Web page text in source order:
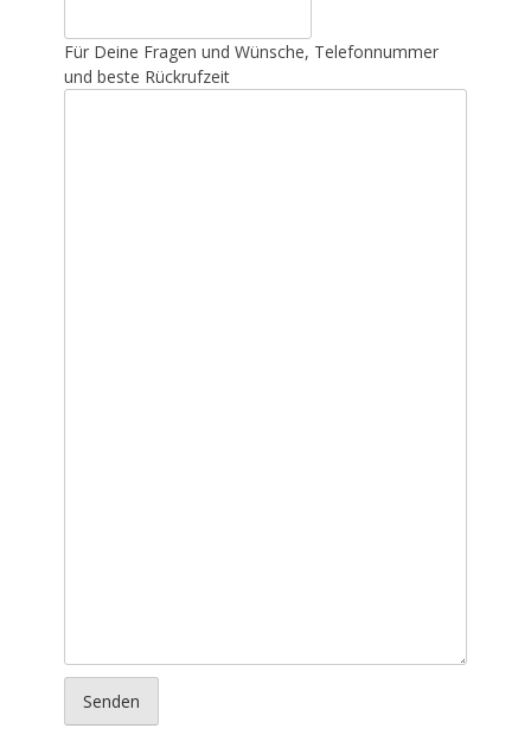
Für Deine Fragen und Wünsche, Telefonnummer
und beste Rückrufzeit
Senden